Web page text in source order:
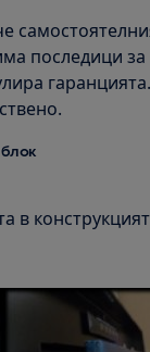
последици
в